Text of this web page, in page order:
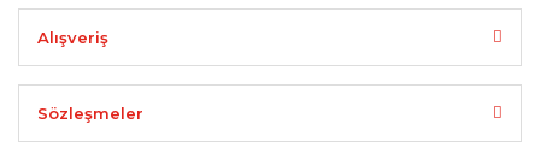
Alışveriş
Sözleşmeler